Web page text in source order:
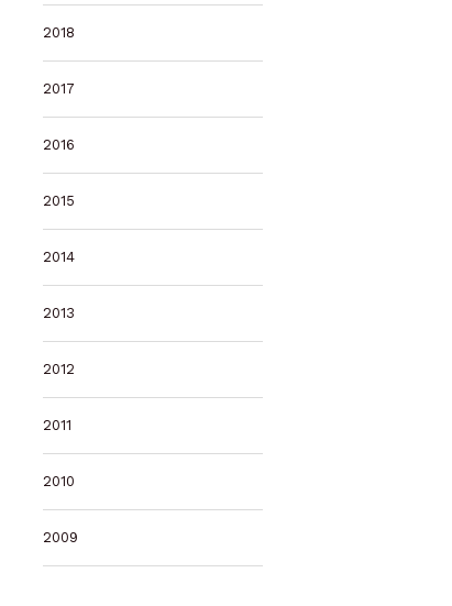
2018
2017
2016
2015
2014
2013
2012
2011
2010
2009